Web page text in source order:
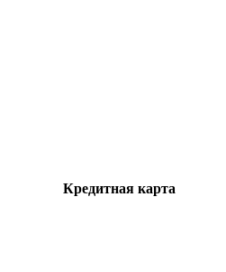
Кредитная карта